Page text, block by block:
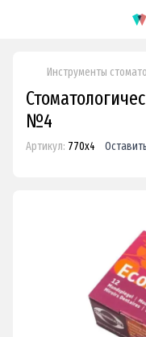
Инструменты
№4
Артикул: 770х4